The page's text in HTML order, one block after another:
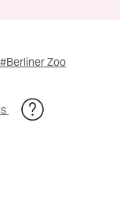
#Berliner Zoo